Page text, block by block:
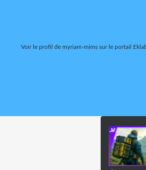
Voir le profil de myriam-mims sur le portail